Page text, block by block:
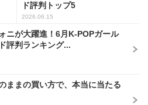
ド評判トップ5
2026.06.15
ニが大躍進！6月K-POPガール
評判ランキング...
ままの買い方で、本当に当たる